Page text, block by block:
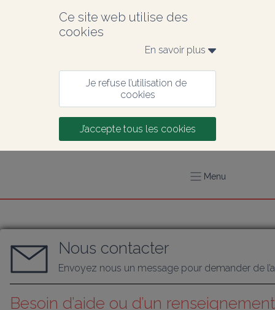
Ce site web utilise des
cookies
En savoir plus
Je refuse l’utilisation de
cookies
J’accepte tous les cookies
Menu
Nous contacter
Envoyez nous un message pour demander de
Besoin d’aide ou d’un